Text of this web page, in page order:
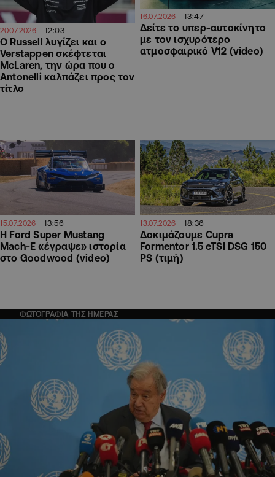
20.07.2026 12:03
Ο Russell λυγίζει και ο
Verstappen σκέφτεται
McLaren, την ώρα που ο
Antonelli καλπάζει προς τον
τίτλο
16.07.2026 13:47
Δείτε το υπερ-αυτοκίνητο
με τον ισχυρότερο
ατμοσφαιρικό V12 (video)
15.07.2026 13:56
Η Ford Super Mustang
Mach-E «έγραψε» ιστορία
στο Goodwood (video)
13.07.2026 18:36
Δοκιμάζουμε Cupra
Formentor 1.5 eTSI DSG 150
PS (τιμή)
ΦΩΤΟΓΡΑΦΙΑ ΤΗΣ ΗΜΕΡΑΣ